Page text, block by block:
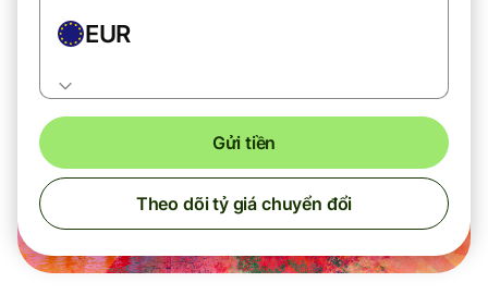
EUR
Gửi tiền
Theo dõi tỷ giá chuyển đổi